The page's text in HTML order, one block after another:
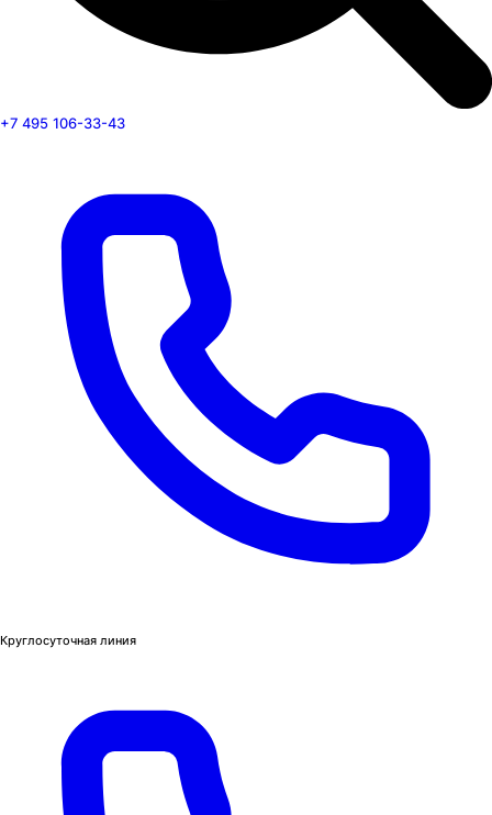
+7 495 106-33-43
Круглосуточная линия